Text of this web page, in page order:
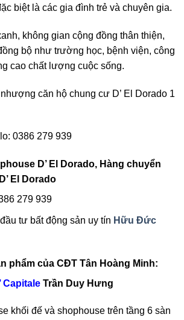
biệt là các gia đình trẻ và chuyên gia.
không gian cộng đồng thân thiện,
bộ như trường học, bệnh viện, công
cao chất lượng cuộc sống.
căn hộ chung cư D’ El Dorado 1
0386 279 939
D’ El Dorado, Hàng chuyển
El Dorado
279 939
tư bất động sản uy tín Hữu Đức
phẩm của CĐT Tân Hoàng Minh:
CapitaleTrần Duy Hưng
khối đế và shophouse trên tầng 6 sàn